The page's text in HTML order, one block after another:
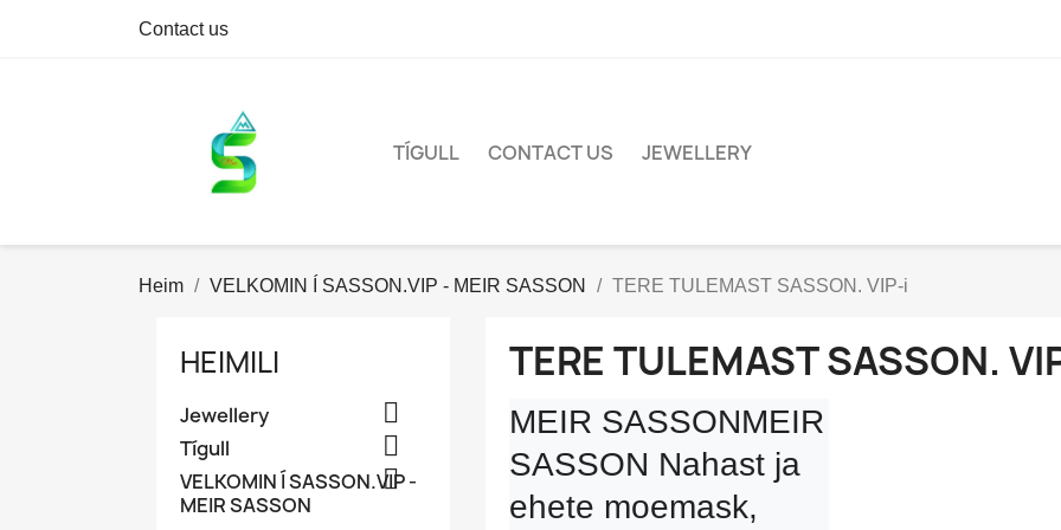
Contact us
TÍGULL CONTACT US JEWELLERY
Heim VELKOMIN Í SASSON.VIP - MEIR SASSON TERE TULEMAST SASSON. VIP-i
HEIMILI
Jewellery 
Tígull 
VELKOMIN Í SASSON.VIP -
MEIR SASSON

TERE TULEMAST SASSON.
MEIR SASSONMEIR
SASSON Nahast ja
ehete moemask,